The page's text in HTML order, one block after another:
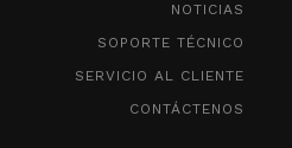
NOTICIAS
SOPORTE TÉCNICO
SERVICIO AL CLIENTE
CONTÁCTENOS